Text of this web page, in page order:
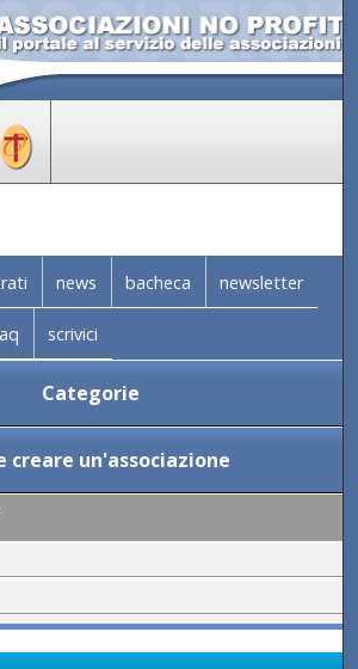
news bacheca newsletter
scrivici
Categorie
creare un'associazione